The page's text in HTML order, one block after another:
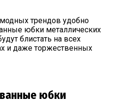
трендов удобно
юбки металлических
блистать на всех
и даже торжественных
юбки